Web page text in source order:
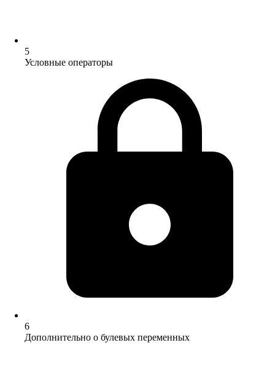
5
Условные операторы
6
Дополнительно о булевых переменных